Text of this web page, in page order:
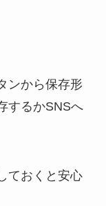
ンから保存形
するかSNSへ
ておくと安心